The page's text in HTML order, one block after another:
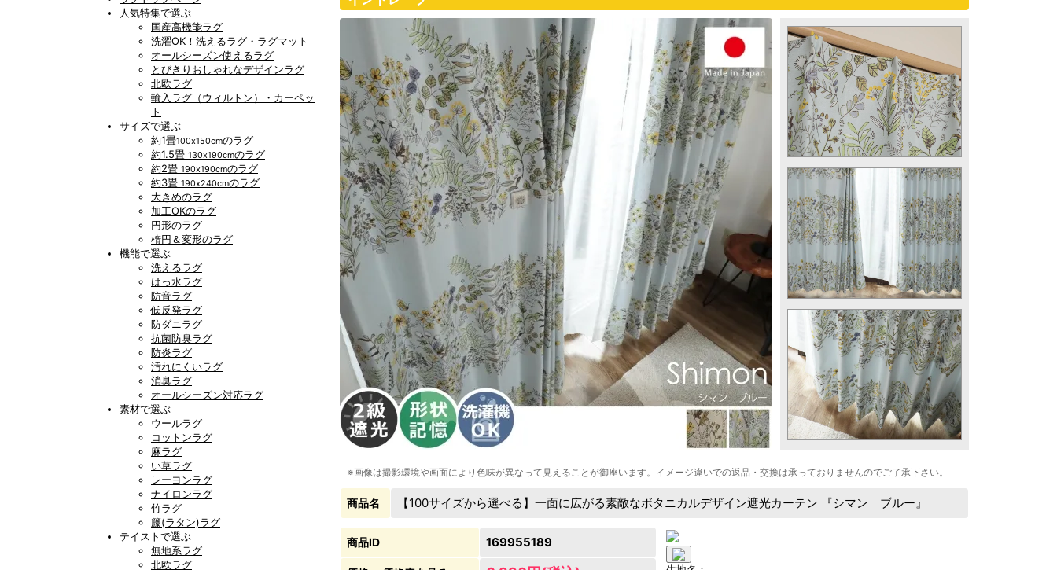
人気特集で選ぶ
国産高機能ラグ
洗濯OK！洗えるラグ・ラグマット
オールシーズン使えるラグ
とびきりおしゃれなデザインラグ
北欧ラグ
輸入ラグ（ウィルトン）・カーペッ
ト
サイズで選ぶ
約1畳100x150cmのラグ
約1.5畳 130x190cmのラグ
約2畳 190x190cmのラグ
約3畳 190x240cmのラグ
大きめのラグ
加工OKのラグ
円形のラグ
楕円＆変形のラグ
機能で選ぶ
洗えるラグ
はっ水ラグ
防音ラグ
低反発ラグ
防ダニラグ
抗菌防臭ラグ
防炎ラグ
汚れにくいラグ
消臭ラグ
オールシーズン対応ラグ
素材で選ぶ
ウールラグ
コットンラグ
麻ラグ
い草ラグ
レーヨンラグ
ナイロンラグ
竹ラグ
籐(ラタン)ラグ
テイストで選ぶ
無地系ラグ
北欧ラグ
※画像は撮影環境や画面により色味が異なって見えることが御座います。イメージ違いでの返品・交換は承っておりませんのでご了承下さい。
商品名 【100サイズから選べる】一面に広がる素敵なボタニカルデザイン遮光カーテン 『シマン ブルー』
商品ID 169955189